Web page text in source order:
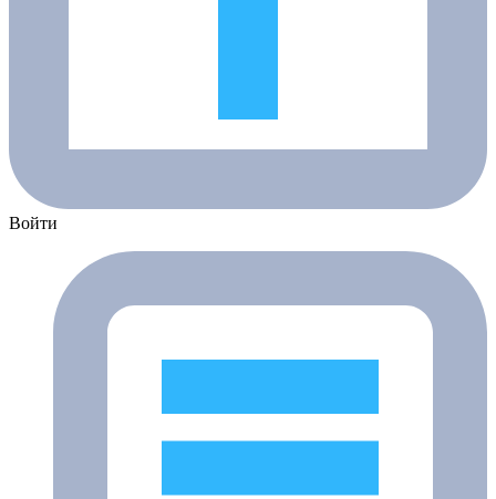
Войти